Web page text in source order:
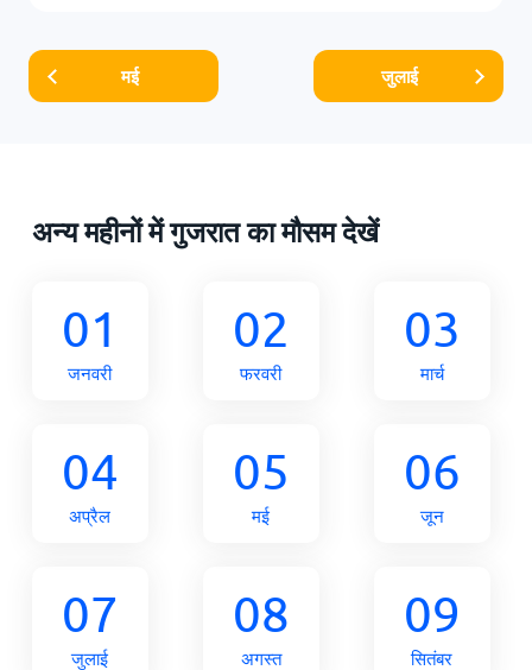
मई जुलाई
अन्य महीनों में गुजरात का मौसम देखें
01
जनवरी
02
फरवरी
03
मार्च
04
अप्रैल
05
मई
06
जून
07
जुलाई
08
अगस्त
09
सितंबर